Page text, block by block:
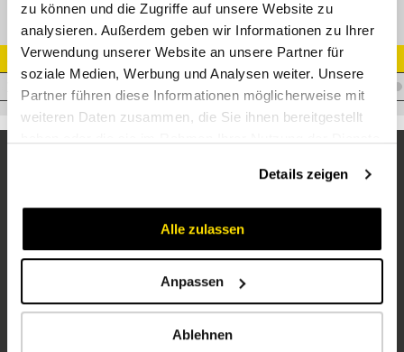
zu können und die Zugriffe auf unsere Website zu
analysieren. Außerdem geben wir Informationen zu Ihrer
Verwendung unserer Website an unsere Partner für
soziale Medien, Werbung und Analysen weiter. Unsere
Partner führen diese Informationen möglicherweise mit
weiteren Daten zusammen, die Sie ihnen bereitgestellt
Details zeigen
Alle zulassen
Anpassen
Ablehnen
Artikel Nr.
Unternehmen